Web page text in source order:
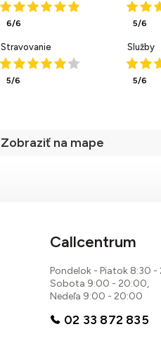
6/6 5/6
Stravovanie
5/6
Služby
5/6
Zobraziť na mape
Callcentrum
Pondelok - Piatok 8:30
Sobota 9:00 - 20:00,
Nedeľa 9:00 - 20:00
02 33 872 835